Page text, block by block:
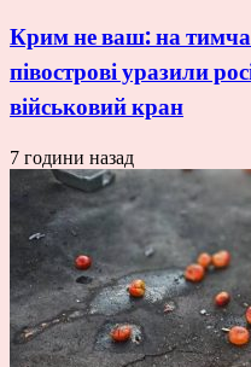
Крим не ваш: на
півострові уразили
військовий кран
7 години назад